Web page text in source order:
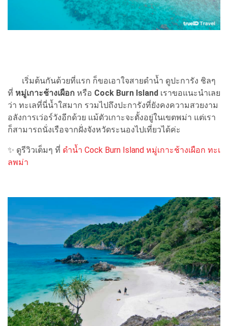
เริ่มต้นกันด้วยที่แรก ก็ขอเอาใจสายดำน้ำ ดูปะการัง ชิลๆ
ที่ หมู่เกาะช้างเผือก หรือ Cock Burn Island เราขอแนะนำเลย
ว่า ทะเลที่นี่น้ำใสมาก รวมไปถึงปะการังที่ยังคงความสวยงาม
อลังการเว่อร์วังอีกด้วย แม้ตัวเกาะจะตั้งอยู่ในเขตพม่า แต่เรา
ก็สามารถนั่งเรือจากฝั่งจังหวัดระนองไปเที่ยวได้ค่ะ
✨ ดูรีวิวเต็มๆ ที่ ดำน้ำ Cock Burn Island หมู่เกาะช้างเผือก ทะเ
ลพม่า